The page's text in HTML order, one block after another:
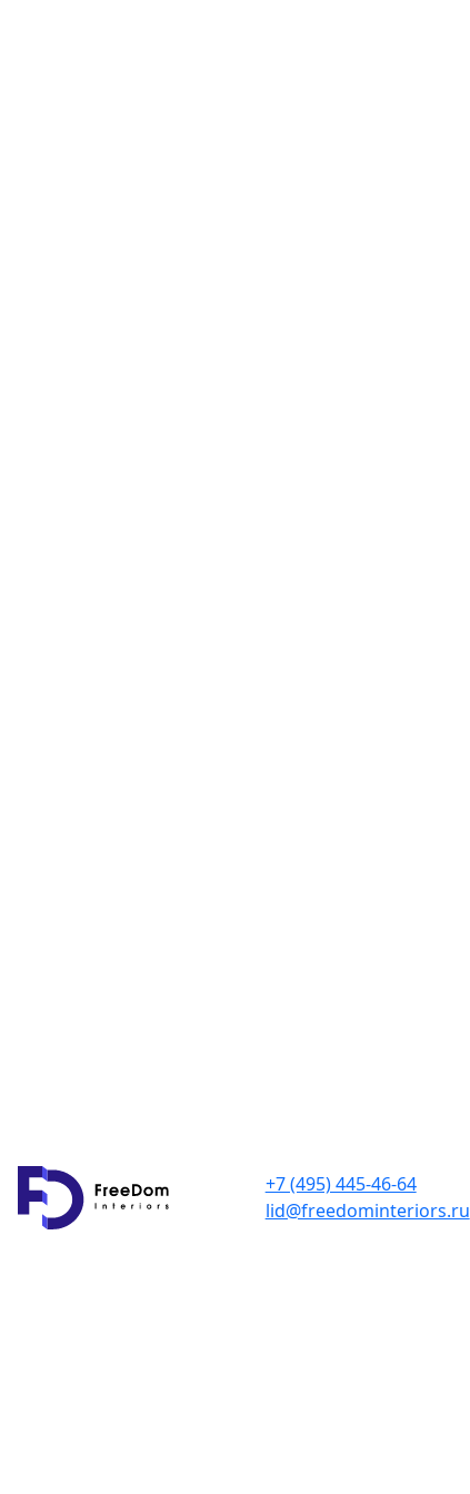
+7 (495) 445-46-64
lid@freedominteriors.ru